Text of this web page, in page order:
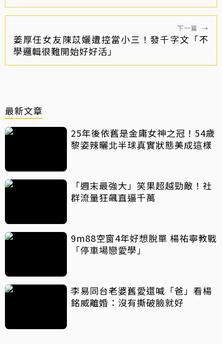
下一篇 →
姜厚任女友陳苡孋遭控當小三！發千字文「不
學邏輯很難開始好好活」
最新文章
25年後依舊是金庸女神之冠！54歲
黎姿辣曬北半球真實狀態美成這樣
「週末最強大」笑果超越勁敵！社
群流量狂飆直逼千萬
9m88空窗4年好想脫單 楊祐寧教戰
「停車場戀愛學」
李易同台老婆舊愛還喊「爸」看楊
銘威離婚：沒有撕破臉就好